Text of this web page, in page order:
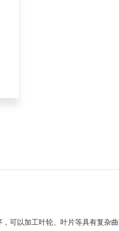
可以加工叶轮、叶片等具有复杂曲